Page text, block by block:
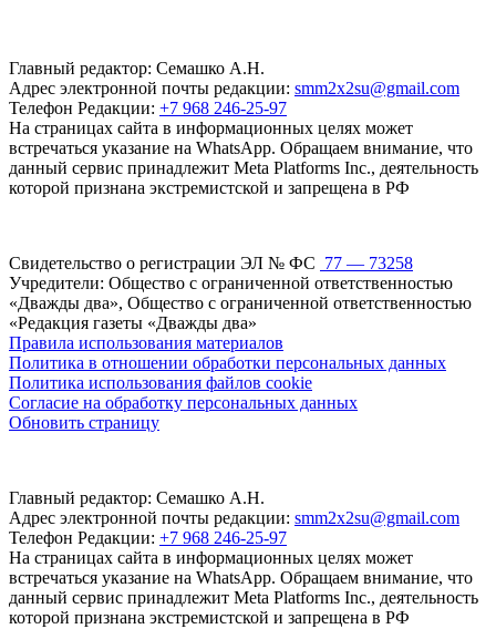
Главный редактор: Семашко А.Н.
Адрес электронной почты редакции: smm2x2su@gmail.com
Телефон Редакции: +7 968 246-25-97
На страницах сайта в информационных целях может
встречаться указание на WhatsApp. Обращаем внимание, что
данный сервис принадлежит Meta Platforms Inc., деятельность
которой признана экстремистской и запрещена в РФ
Свидетельство о регистрации ЭЛ № ФС 77 — 73258
Учредители: Общество с ограниченной ответственностью
«Дважды два», Общество с ограниченной ответственностью
«Редакция газеты «Дважды два»
Правила использования материалов
Политика в отношении обработки персональных данных
Политика использования файлов cookie
Согласие на обработку персональных данных
Обновить страницу
Главный редактор: Семашко А.Н.
Адрес электронной почты редакции: smm2x2su@gmail.com
Телефон Редакции: +7 968 246-25-97
На страницах сайта в информационных целях может
встречаться указание на WhatsApp. Обращаем внимание, что
данный сервис принадлежит Meta Platforms Inc., деятельность
которой признана экстремистской и запрещена в РФ